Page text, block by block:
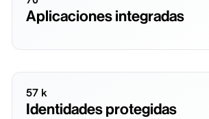
Aplicaciones integradas
57 k
Identidades protegidas